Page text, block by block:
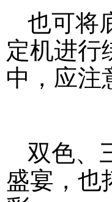
也可将
定机进行
中，应注
双色、
盛宴，也